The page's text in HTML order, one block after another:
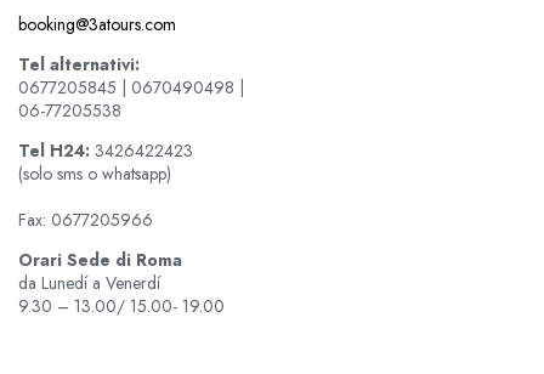
booking@3atours.com
Tel alternativi:
0677205845 | 0670490498 |
06-77205538
Tel H24: 3426422423
(solo sms o whatsapp)
Fax: 0677205966
Orari Sede di Roma
da Lunedí a Venerdí
9.30 – 13.00/ 15.00- 19.00